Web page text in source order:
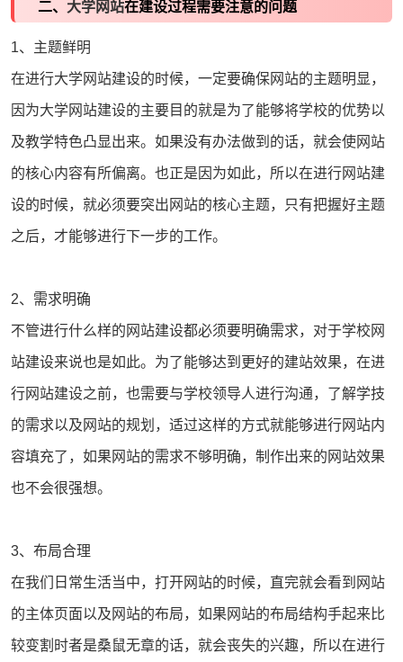
二、 大学网站在建设过程需要注意的问题
1、主题鲜明
在进行大学网站建设的时候，一定要确保网站的主题明显，
因为大学网站建设的主要目的就是为了能够将学校的优势以
及教学特色凸显出来。如果没有办法做到的话，就会使网站
的核心内容有所偏离。也正是因为如此，所以在进行网站建
设的时候，就必须要突出网站的核心主题，只有把握好主题
之后，才能够进行下一步的工作。
2、需求明确
不管进行什么样的网站建设都必须要明确需求，对于学校网
站建设来说也是如此。为了能够达到更好的建站效果，在进
行网站建设之前，也需要与学校领导人进行沟通，了解学技
的需求以及网站的规划，适过这样的方式就能够进行网站内
容填充了，如果网站的需求不够明确，制作出来的网站效果
也不会很强想。
3、布局合理
在我们日常生活当中，打开网站的时候，直完就会看到网站
的主体页面以及网站的布局，如果网站的布局结构手起来比
较变割时者是桑鼠无章的话，就会丧失的兴趣，所以在进行